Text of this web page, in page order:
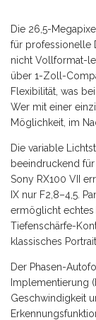
Die 26,5-
für professionelle
nicht Vollformat-
über 1-Zoll-
Flexibilität, was
Wer mit einer
Möglichkeit, im
Die variable
beeindruckend
Sony RX100 VII
IX nur F2,8–4,5.
ermöglicht
Tiefenschärfe-
klassisches
Der Phasen-
Implementierung
Geschwindigkeit